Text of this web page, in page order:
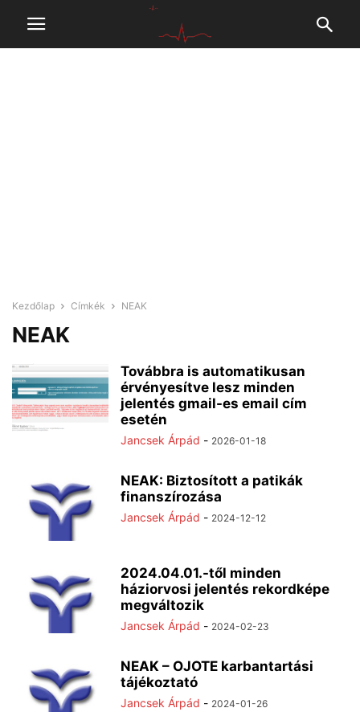
Kezdőlap Címkék NEAK
NEAK
Továbbra is automatikusan
érvényesítve lesz minden
jelentés gmail-es email cím
esetén
Jancsek Árpád - 2026-01-18
NEAK: Biztosított a patikák
finanszírozása
Jancsek Árpád - 2024-12-12
2024.04.01.-től minden
háziorvosi jelentés rekordképe
megváltozik
Jancsek Árpád - 2024-02-23
NEAK – OJOTE karbantartási
tájékoztató
Jancsek Árpád - 2024-01-26